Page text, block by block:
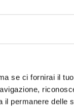
se ci fornirai il
permanere delle